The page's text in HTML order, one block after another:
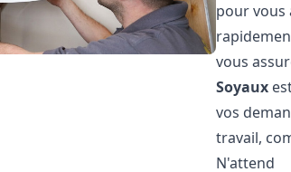
pour vous
vous
Soyaux
vos
travail,
N'attend